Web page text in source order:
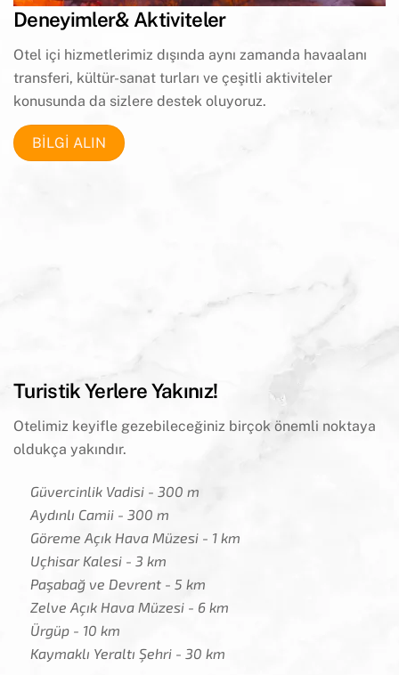
Deneyimler& Aktiviteler
Otel içi hizmetlerimiz dışında aynı zamanda havaalanı
transferi, kültür-sanat turları ve çeşitli aktiviteler
konusunda da sizlere destek oluyoruz.
BİLGİ ALIN
Turistik Yerlere Yakınız!
Otelimiz keyifle gezebileceğiniz birçok önemli noktaya
oldukça yakındır.
Güvercinlik Vadisi - 300 m
Aydınlı Camii - 300 m
Göreme Açık Hava Müzesi - 1 km
Uçhisar Kalesi - 3 km
Paşabağ ve Devrent - 5 km
Zelve Açık Hava Müzesi - 6 km
Ürgüp - 10 km
Kaymaklı Yeraltı Şehri - 30 km